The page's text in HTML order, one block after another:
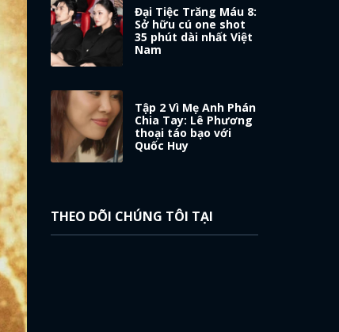
Đại Tiệc Trăng Máu 8:
Sở hữu cú one shot
35 phút dài nhất Việt
Nam
Tập 2 Vì Mẹ Anh Phán
Chia Tay: Lê Phương
thoại táo bạo với
Quốc Huy
THEO DÕI CHÚNG TÔI TẠI